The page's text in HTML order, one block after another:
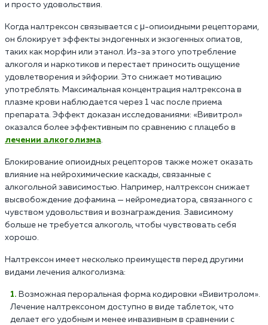
и просто удовольствия.
Когда налтрексон связывается с μ-опиоидными рецепторами,
он блокирует эффекты эндогенных и экзогенных опиатов,
таких как морфин или этанол. Из-за этого употребление
алкоголя и наркотиков и перестает приносить ощущение
удовлетворения и эйфории. Это снижает мотивацию
употреблять. Максимальная концентрация налтрексона в
плазме крови наблюдается через 1 час после приема
препарата. Эффект доказан исследованиями: «Вивитрол»
оказался более эффективным по сравнению с плацебо в
лечении алкоголизма.
Блокирование опиоидных рецепторов также может оказать
влияние на нейрохимические каскады, связанные с
алкогольной зависимостью. Например, налтрексон снижает
высвобождение дофамина — нейромедиатора, связанного с
чувством удовольствия и вознаграждения. Зависимому
больше не требуется алкоголь, чтобы чувствовать себя
хорошо.
Налтрексон имеет несколько преимуществ перед другими
видами лечения алкоголизма:
Возможная пероральная форма кодировки «Вивитролом».
Лечение налтрексоном доступно в виде таблеток, что
делает его удобным и менее инвазивным в сравнении с